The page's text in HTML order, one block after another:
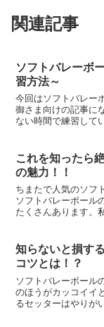
関連記事
ソフトバレーボ
習方法～
今回はソフトバレー
御さま向けの記事に
ない時間で練習して
これを知ったら
の魅力！！
ちまたで人気のソフ
ソフトバレーボール
たくさんあります。
知らないと損す
コツとは！？
ソフトバレーボール
のほうがカッコイイ
るセッターはやりが